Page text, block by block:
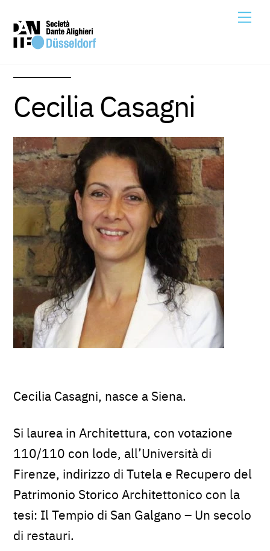
content
Cecilia Casagni
Cecilia Casagni, nasce a Siena.
Si laurea in Architettura, con votazione
110/110 con lode, all’Università di
Firenze, indirizzo di Tutela e Recupero del
Patrimonio Storico Architettonico con la
tesi: Il Tempio di San Galgano – Un secolo
di restauri.